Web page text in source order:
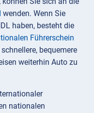
wenden. Wenn Sie
haben, besteht die
Führerschein
bequemere
weiterhin Auto zu
nationalen